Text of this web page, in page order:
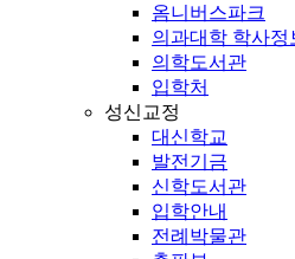
옴니버스파크
의과대학 학사정
의학도서관
입학처
성신교정
대신학교
발전기금
신학도서관
입학안내
전례박물관